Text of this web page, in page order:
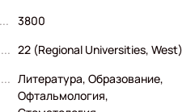
3800
22 (Regional Universities, West)
Литература, Образование,
Офтальмология,